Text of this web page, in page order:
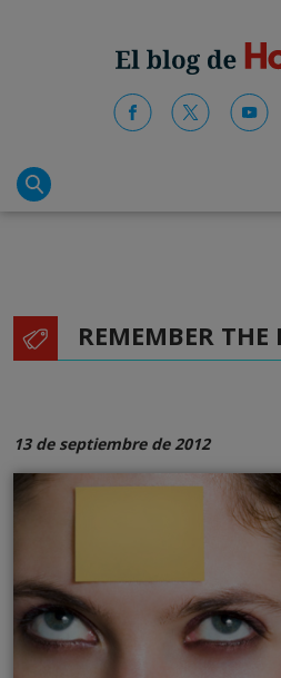
REMEMBER THE
13 de septiembre de 2012